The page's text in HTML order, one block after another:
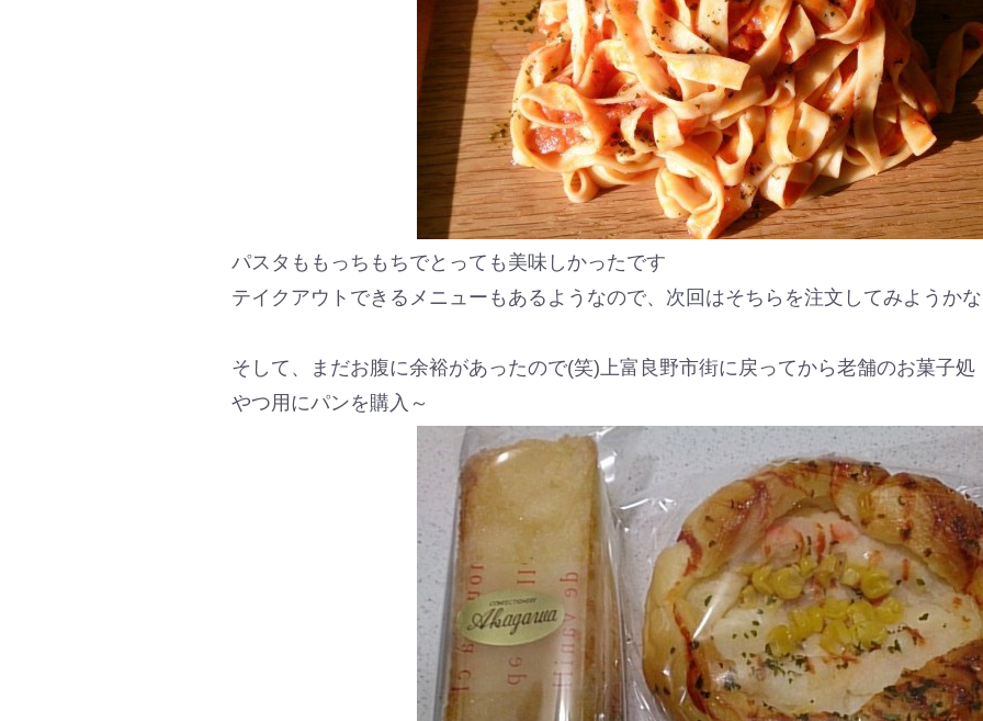
パスタももっちもちでとっても美味しかったです
テイクアウトできるメニューもあるようなので、次回はそちらを注文してみようか
そして、まだお腹に余裕があったので(笑)上富良野市街に戻ってから老舗のお菓子処
やつ用にパンを購入～